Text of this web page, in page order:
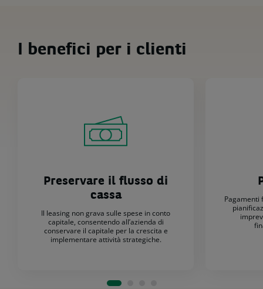
I benefici per i clienti
Preservare il flusso di
cassa
Il leasing non grava sulle spese in conto
capitale, consentendo all’azienda di
conservare il capitale per la crescita e
implementare attività strategiche.
Pagamenti